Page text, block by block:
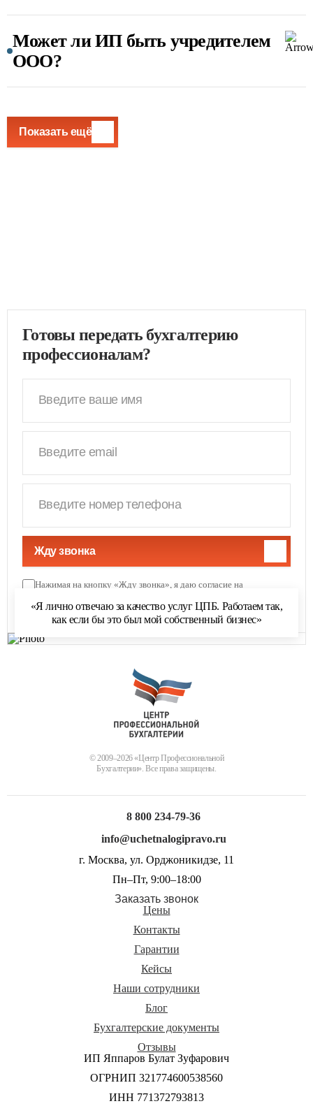
Может ли ИП быть учредителем
ООО?
Показать ещё
Готовы передать бухгалтерию
профессионалам?
Жду звонка
Нажимая на кнопку «Жду звонка», я даю согласие на
политикой обработки персональных данных
«Я лично отвечаю за качество услуг ЦПБ. Работаем так,
как если бы это был мой собственный бизнес»
© 2009–2026 «Центр Профессиональной
Бухгалтерии». Все права защищены.
Цены
Контакты
Гарантии
Кейсы
Наши сотрудники
Блог
Бухгалтерские документы
Отзывы
ИП Яппаров Булат Зуфарович
ОГРНИП 321774600538560
ИНН 771372793813
8 800 234-79-36
info@uchetnalogipravo.ru
г. Москва, ул. Орджоникидзе, 11
Пн–Пт, 9:00–18:00
Заказать звонок